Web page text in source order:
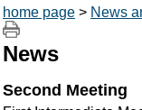
home page > News
News
Second Meeting